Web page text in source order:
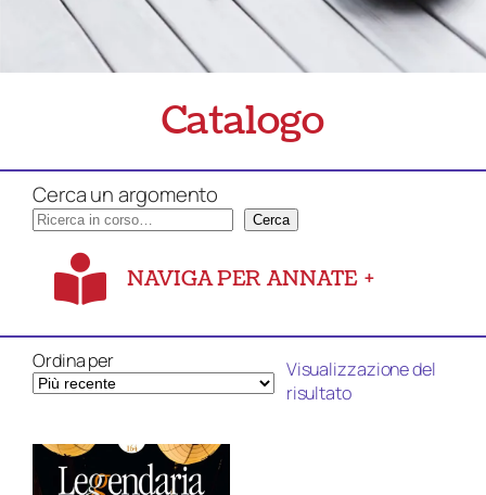
Catalogo
Cerca un argomento
Cerca
NAVIGA PER ANNATE +
Ordina per
Visualizzazione del
risultato